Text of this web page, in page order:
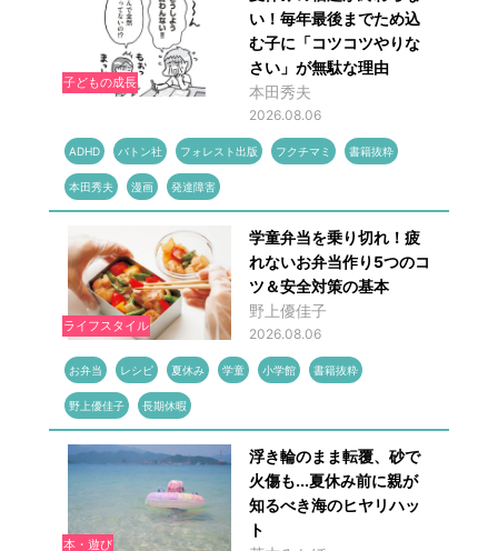
子どもの成長
い！毎年最後までため込
む子に「コツコツやりな
さい」が無駄な理由
本田秀夫
2026.08.06
ADHD バトン社 フォレスト出版 フクチマミ 書籍抜粋
本田秀夫 漫画 発達障害
ライフスタイル
学童弁当を乗り切れ！疲
れないお弁当作り5つのコ
ツ＆安全対策の基本
野上優佳子
2026.08.06
お弁当 レシピ 夏休み 学童 小学館 書籍抜粋
野上優佳子 長期休暇
本・遊び
浮き輪のまま転覆、砂で
火傷も...夏休み前に親が
知るべき海のヒヤリハッ
ト